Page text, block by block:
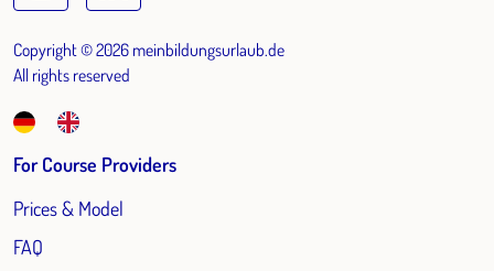
Copyright © 2026 meinbildungsurlaub.de
All rights reserved
For Course Providers
Prices & Model
FAQ